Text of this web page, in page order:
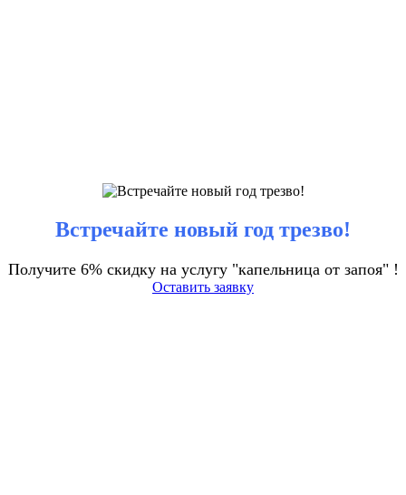
Встречайте новый год трезво!
Получите 6% скидку на услугу "капельница от запоя" !
Оставить заявку